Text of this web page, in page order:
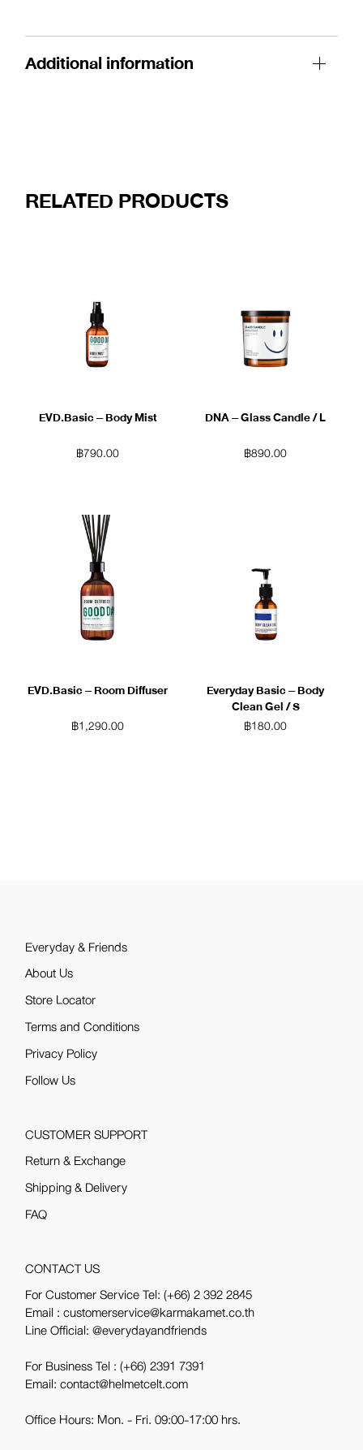
Additional information
RELATED PRODUCTS
EVD.Basic – Body Mist
฿790.00
DNA – Glass Candle / L
฿890.00
EVD.Basic – Room Diffuser
฿1,290.00
Everyday Basic – Body
Clean Gel / S
฿180.00
Everyday & Friends
About Us
Store Locator
Terms and Conditions
Privacy Policy
Follow Us
CUSTOMER SUPPORT
Return & Exchange
Shipping & Delivery
FAQ
CONTACT US
For Customer Service Tel:(+66) 2 392 2845
Email : customerservice@karmakamet.co.th
Line Official:@everydayandfriends
For Business Tel :(+66) 2391 7391
Email: contact@helmetcelt.com
Office Hours: Mon. - Fri. 09:00-17:00 hrs.